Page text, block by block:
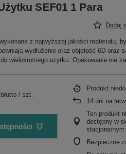
SEF01 1 Para
Dodaj
z najwyższej jakości materiału,
wydłużenie oraz objętość 6D oraz
wielokrotnego użytku. Opakowanie nie
/ szt.
Produkt
14 dni na
Ten produkt
dostępny w
stacjonarnym
Bezpieczne